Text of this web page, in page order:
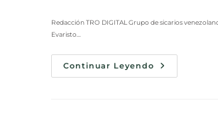
Redacción TRO DIGITAL Grupo de sicarios
Evaristo…
Continuar Leyendo